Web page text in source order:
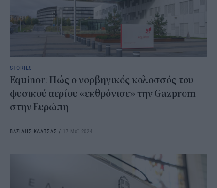
STORIES
Equinor: Πώς ο νορβηγικός κολοσσός του
φυσικού αερίου «εκθρόνισε» την Gazprom
στην Ευρώπη
ΒΑΣΙΛΗΣ ΚΑΛΤΣΑΣ / 17 Μαΐ 2024